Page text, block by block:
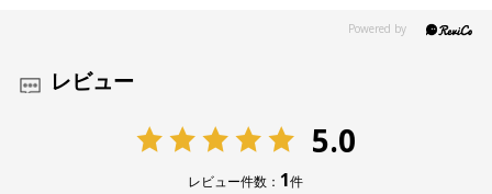
レビュー
5.0
レビュー件数： 1件